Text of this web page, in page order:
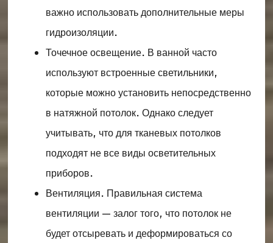
важно использовать дополнительные меры
гидроизоляции.
Точечное освещение. В ванной часто
используют встроенные светильники,
которые можно установить непосредственно
в натяжной потолок. Однако следует
учитывать, что для тканевых потолков
подходят не все виды осветительных
приборов.
Вентиляция. Правильная система
вентиляции — залог того, что потолок не
будет отсыревать и деформироваться со